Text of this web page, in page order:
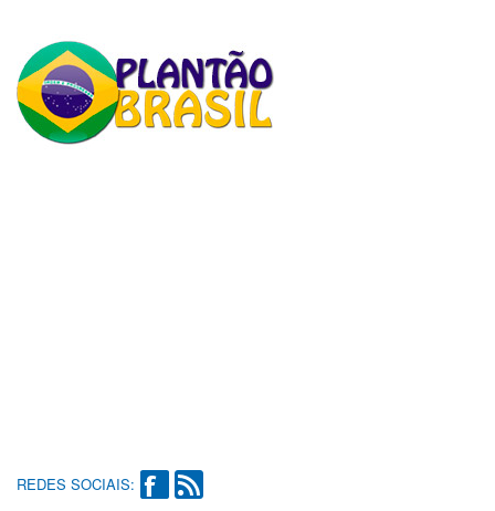
REDES SOCIAIS: